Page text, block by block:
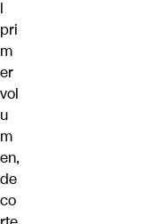
l
pri
m
er
vol
u
m
en,
de
co